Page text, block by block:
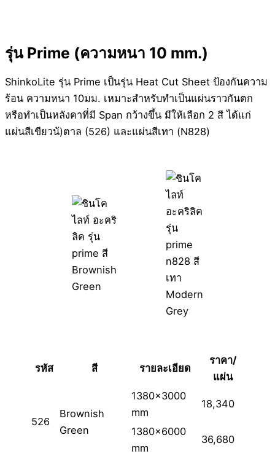
รุ่น Prime (ความหนา 10 mm.)
ShinkoLite รุ่น Prime เป็นรุ่น Heat Cut Sheet ป้องกันความ
ร้อน ความหนา 10มม. เหมาะสำหรับทำเป็นแผ่นราวกันตก
หรือทำเป็นหลังคาที่มี Span กว้างขึ้น มีให้เลือก 2 สี ได้แก่
แผ่นสีเขียวน้)ตาล (526) และแผ่นสีเทา (N828)
รหัส สี รายละเอียด
ราคา/
แผ่น
526
Brownish
Green
1380×3000
mm
18,340
1380×6000
mm
36,680